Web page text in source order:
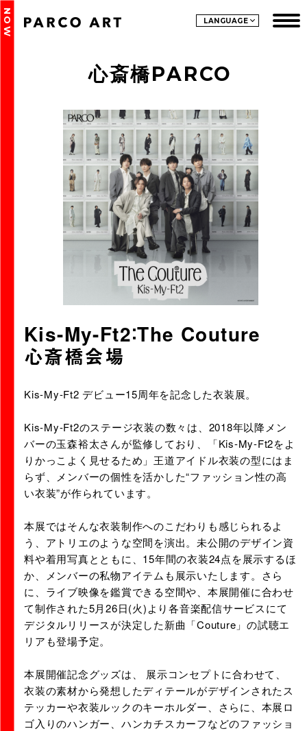
LANGUAGE
NOW
心斎橋PARCO
Kis-My-Ft2：The Couture
心斎橋会場
URLをコピーする
Kis-My-Ft2 デビュー15周年を記念した衣装展。
Kis-My-Ft2のステージ衣装の数々は、2018年以降メン
バーの玉森裕太さんが監修しており、「Kis-My-Ft2をよ
りかっこよく見せるため」王道アイドル衣装の型にはま
らず、メンバーの個性を活かした“ファッション性の高
い衣装”が作られています。
本展ではそんな衣装制作へのこだわりも感じられるよ
う、アトリエのような空間を演出。未公開のデザイン資
料や着用写真とともに、15年間の衣装24点を展示するほ
か、メンバーの私物アイテムも展示いたします。さら
に、ライブ映像を鑑賞できる空間や、本展開催に合わせ
て制作された5月26日(火)より各音楽配信サービスにて
デジタルリリースが決定した新曲「Couture」の試聴エ
リアも登場予定。
本展開催記念グッズは、 展示コンセプトに合わせて、
衣装の素材から発想したディテールがデザインされたス
テッカーや衣装ルックのキーホルダー、さらに、本展ロ
ゴ入りのハンガー、ハンカチスカーフなどのファッショ